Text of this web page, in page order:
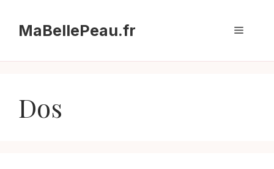
contenuMaBellePeau.fr Menu
Dos